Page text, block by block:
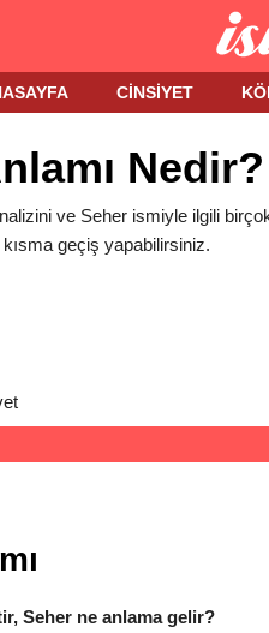
CINSIYET
Nedir?
ve Seher ismiyle ilgili
geçiş yapabilirsiniz.
Seher ne anlama gelir?